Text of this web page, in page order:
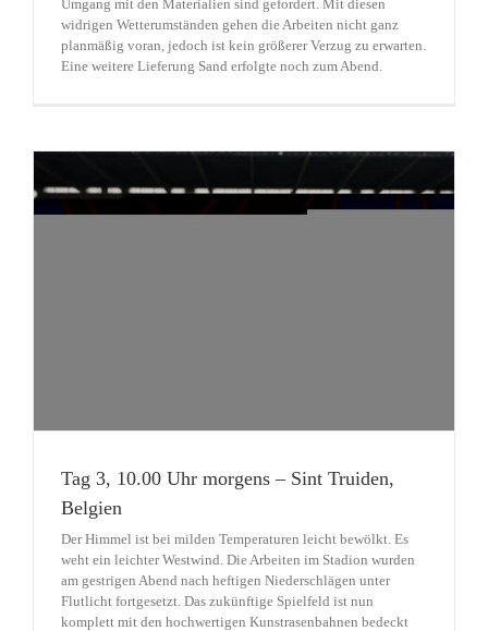
Umgang mit den Materialien sind gefordert. Mit diesen
widrigen Wetterumständen gehen die Arbeiten nicht ganz
planmäßig voran, jedoch ist kein größerer Verzug zu erwarten.
Eine weitere Lieferung Sand erfolgte noch zum Abend.
Tag 3, 10.00 Uhr morgens – Sint Truiden,
Belgien
Der Himmel ist bei milden Temperaturen leicht bewölkt. Es
weht ein leichter Westwind. Die Arbeiten im Stadion wurden
am gestrigen Abend nach heftigen Niederschlägen unter
Flutlicht fortgesetzt. Das zukünftige Spielfeld ist nun
komplett mit den hochwertigen Kunstrasenbahnen bedeckt